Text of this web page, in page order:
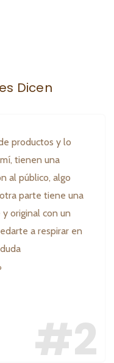
Dicen
productos y lo
tienen una
al público, algo
parte tiene una
original con un
a respirar en
#2